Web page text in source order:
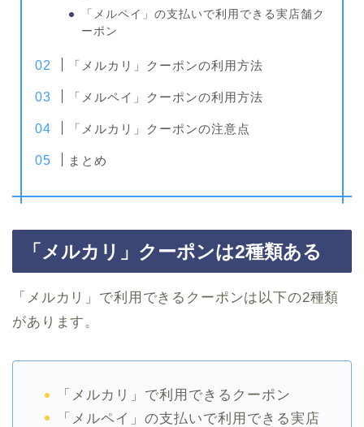
「メルペイ」の支払いで利用できる実店舗ク
ーポン
「メルカリ」クーポンの利用方法
「メルペイ」クーポンの利用方法
「メルカリ」クーポンの注意点
まとめ
「メルカリ」クーポンは2種類ある
「メルカリ」で利用できるクーポンは以下の2種類
があります。
「メルカリ」で利用できるクーポン
「メルペイ」の支払いで利用できる実店